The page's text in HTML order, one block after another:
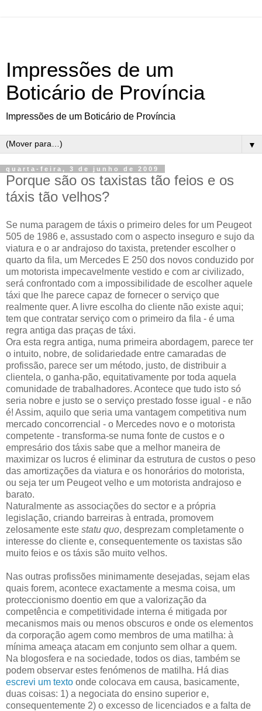
Impressões de um
Boticário de Província
Impressões de um Boticário de Província
▼
quarta-feira, 3 de junho de 2009
Porque são os taxistas tão feios e os
táxis tão velhos?
Se numa paragem de táxis o primeiro deles for um Peugeot
505 de 1986 e, assustado com o aspecto inseguro e sujo da
viatura e o ar andrajoso do taxista, pretender escolher o
quarto da fila, um Mercedes E 250 dos novos conduzido por
um motorista impecavelmente vestido e com ar civilizado,
será confrontado com a impossibilidade de escolher aquele
táxi que lhe parece capaz de fornecer o serviço que
realmente quer. A livre escolha do cliente não existe aqui;
tem que contratar serviço com o primeiro da fila - é uma
regra antiga das praças de táxi.
Ora esta regra antiga, numa primeira abordagem, parece ter
o intuito, nobre, de solidariedade entre camaradas de
profissão, parece ser um método, justo, de distribuir a
clientela, o ganha-pão, equitativamente por toda aquela
comunidade de trabalhadores. Acontece que tudo isto só
seria nobre e justo se o serviço prestado fosse igual - e não
é! Assim, aquilo que seria uma vantagem competitiva num
mercado concorrencial - o Mercedes novo e o motorista
competente - transforma-se numa fonte de custos e o
empresário dos táxis sabe que a melhor maneira de
maximizar os lucros é eliminar da estrutura de custos o peso
das amortizações da viatura e os honorários do motorista,
ou seja ter um Peugeot velho e um motorista andrajoso e
barato.
Naturalmente as associações do sector e a própria
legislação, criando barreiras à entrada, promovem
zelosamente este statu quo, desprezam completamente o
interesse do cliente e, consequentemente os taxistas são
muito feios e os táxis são muito velhos.
Nas outras profissões minimamente desejadas, sejam elas
quais forem, acontece exactamente a mesma coisa, um
proteccionismo doentio em que a valorização da
competência e competitividade interna é mitigada por
mecanismos mais ou menos obscuros e onde os elementos
da corporação agem como membros de uma matilha: à
mínima ameaça atacam em conjunto sem olhar a quem.
Na blogosfera e na sociedade, todos os dias, também se
podem observar estes fenómenos de matilha. Há dias
escrevi um texto onde colocava em causa, basicamente,
duas coisas: 1) a negociata do ensino superior e,
consequentemente 2) o excesso de licenciados e a falta de